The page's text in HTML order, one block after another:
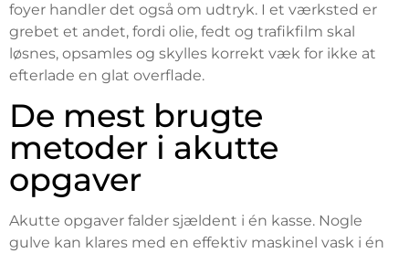
foyer handler det også om udtryk. I et værksted er
grebet et andet, fordi olie, fedt og trafikfilm skal
løsnes, opsamles og skylles korrekt væk for ikke at
efterlade en glat overflade.
De mest brugte
metoder i akutte
opgaver
Akutte opgaver falder sjældent i én kasse. Nogle
gulve kan klares med en effektiv maskinel vask i én